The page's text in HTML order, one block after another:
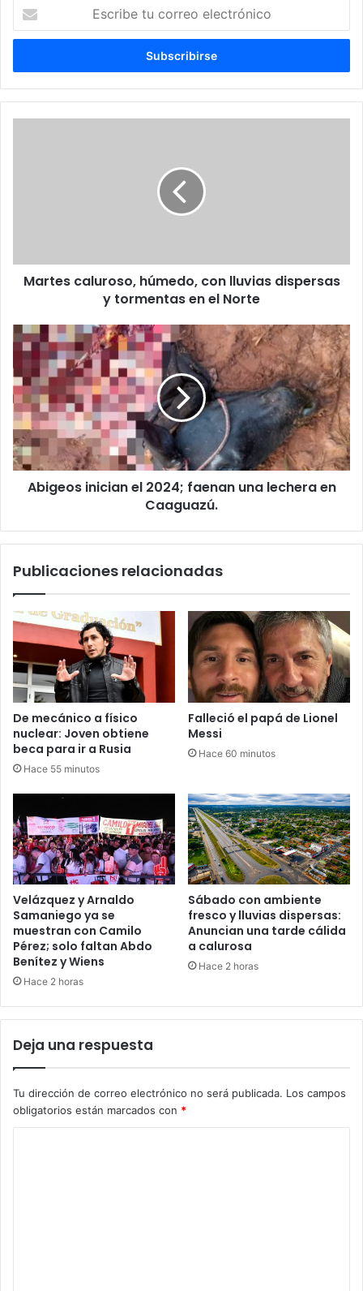
correo
Martes caluroso, húmedo, con lluvias dispersas
y tormentas en el Norte
Abigeos inician el 2024; faenan una lechera en
Caaguazú.
Publicaciones relacionadas
De mecánico a físico
nuclear: Joven obtiene
beca para ir a Rusia
Hace 55 minutos
Falleció el papá de Lionel
Messi
Hace 60 minutos
Velázquez y Arnaldo
Samaniego ya se
muestran con Camilo
Pérez; solo faltan Abdo
Benítez y Wiens
Hace 2 horas
Sábado con ambiente
fresco y lluvias dispersas:
Anuncian una tarde cálida
a calurosa
Hace 2 horas
Deja una respuesta
Tu dirección de correo electrónico no será publicada. Los campos
obligatorios están marcados con *